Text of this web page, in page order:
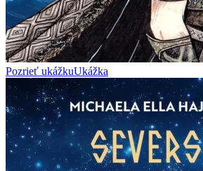
Pozrieť ukážkuUkážka